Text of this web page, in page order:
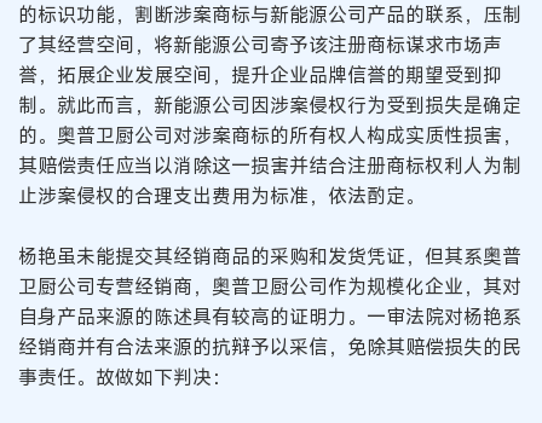
的标识功能，割断涉案商标与新能源公司产品的联系，压制
了其经营空间，将新能源公司寄予该注册商标谋求市场声
誉，拓展企业发展空间，提升企业品牌信誉的期望受到抑
制。就此而言，新能源公司因涉案侵权行为受到损失是确定
的。奥普卫厨公司对涉案商标的所有权人构成实质性损害，
其赔偿责任应当以消除这一损害并结合注册商标权利人为制
止涉案侵权的合理支出费用为标准，依法酌定。
杨艳虽未能提交其经销商品的采购和发货凭证，但其系奥普
卫厨公司专营经销商，奥普卫厨公司作为规模化企业，其对
自身产品来源的陈述具有较高的证明力。一审法院对杨艳系
经销商并有合法来源的抗辩予以采信，免除其赔偿损失的民
事责任。故做如下判决：